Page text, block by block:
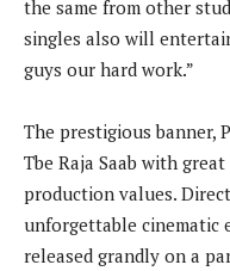
the same from other
singles also will
guys our hard work.”
The prestigious banner,
Tbe Raja Saab with
production values.
unforgettable cinematic
released grandly on a